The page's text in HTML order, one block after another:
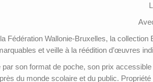
Fédération Wallonie-Bruxelles, la
et veille à la réédition d’œuvres
son format de poche, son prix
du monde scolaire et du public.